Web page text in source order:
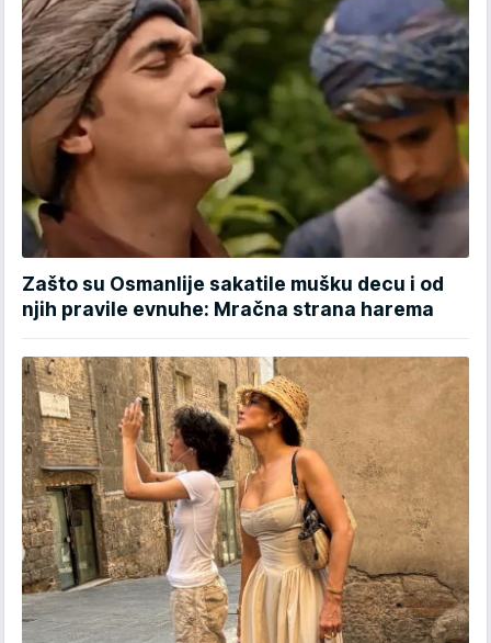
Zašto su Osmanlije sakatile mušku decu i od
njih pravile evnuhe: Mračna strana harema